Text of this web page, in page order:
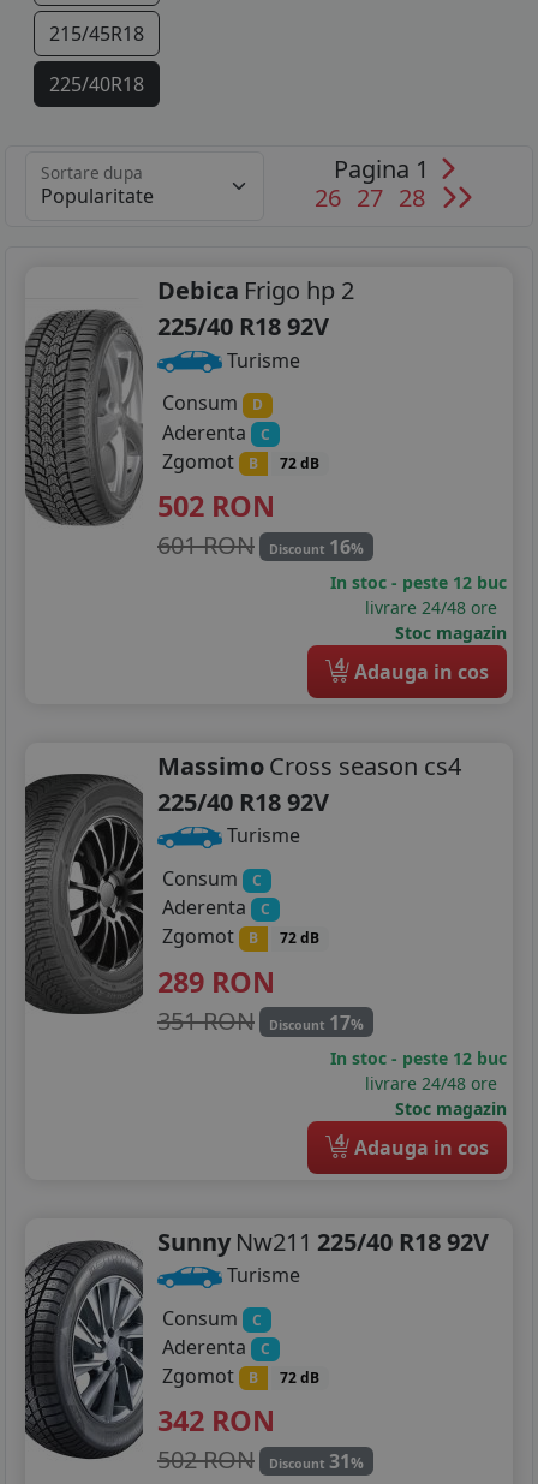
215/45R18
225/40R18
245/35R18
Sortare dupa
Pagina 1
26 27 28
Debica Frigo hp 2
225/40 R18 92V
Turisme
Consum
D
Aderenta C
Zgomot B 72 dB
502 RON
601 RON Discount 16%
In stoc - peste 12 buc
livrare 24/48 ore
Stoc magazin
4 Adauga in cos
MassimoCross season cs4
225/40 R18 92V
Turisme
Consum
C
Aderenta C
Zgomot B 72 dB
289 RON
351 RON Discount 17%
In stoc - peste 12 buc
livrare 24/48 ore
Stoc magazin
4 Adauga in cos
Sunny Nw211 225/40 R18 92V
Turisme
Consum
C
Aderenta C
Zgomot B 72 dB
342 RON
502 RON Discount 31%